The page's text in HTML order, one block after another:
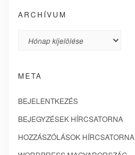
ARCHÍVUM
Archívum
META
BEJELENTKEZÉS
BEJEGYZÉSEK HÍRCSATORNA
HOZZÁSZÓLÁSOK HÍRCSATORNA